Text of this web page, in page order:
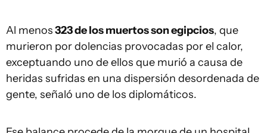
Al menos323 de los muertos son egipcios, que
murieron por dolencias provocadas por el calor,
exceptuando uno de ellos que murió a causa de
heridas sufridas en una dispersión desordenada de
gente, señaló uno de los diplomáticos.